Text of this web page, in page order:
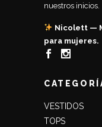
nuestros inicios.
Nicolett —
para mujeres.
VESTIDOS
TOPS